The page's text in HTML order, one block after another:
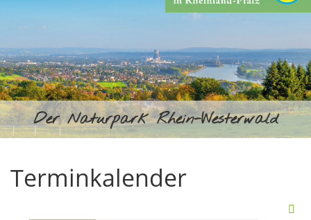
Der Naturpark Rhein-Westerwald
Terminkalender